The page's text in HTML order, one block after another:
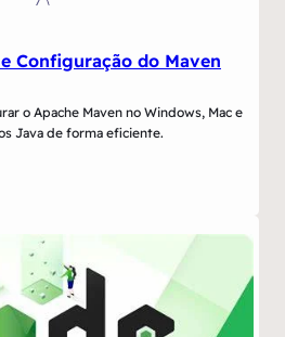
Configuração do Maven
o Apache Maven no Windows, Mac e
Java de forma eficiente.